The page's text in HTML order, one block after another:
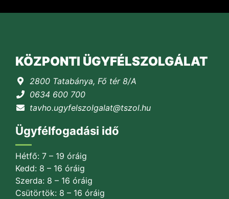
KÖZPONTI ÜGYFÉLSZOLGÁLAT
2800 Tatabánya, Fő tér 8/A
0634 600 700
tavho.ugyfelszolgalat@tszol.hu
Ügyfélfogadási idő
Hétfő: 7 – 19 óráig
Kedd: 8 – 16 óráig
Szerda: 8 – 16 óráig
Csütörtök: 8 – 16 óráig